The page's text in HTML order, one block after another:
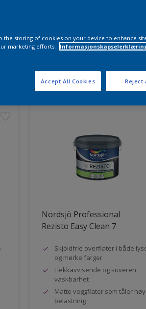
Nordsjö Professional
Rezisto Easy Clean 7
Skjoldfrie overflater i både
og mørke farger
Flekkavvisende og suveren
vaskbarhet
Matte veggflater som tåler høy
belastning
the storing of cookies on your device to enhance
marketing efforts.
Reject
Accept All Cookies